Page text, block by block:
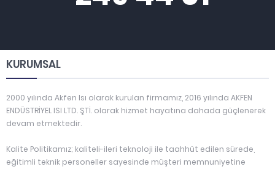
KURUMSAL
2000 yılında Akfen Isı olarak kurulan firmamız, 2016 yılında AKFEN
ENDÜSTRİYEL ISI LTD. ŞTİ. olarak hizmet hayatına dahada güçlenerek
devam etmektedir.
Kalite Politikamız; kaliteli-ileri teknoloji ile taahhüt edilen sürede,
eğitimli teknik personeller sayesinde müşteri memnuniyetine